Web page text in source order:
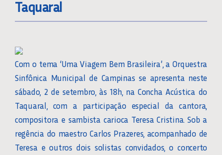
Taquaral
Com o tema ‘Uma Viagem Bem Brasileira’, a Orquestra
Sinfônica Municipal de Campinas se apresenta neste
sábado, 2 de setembro, às 18h, na Concha Acústica do
Taquaral, com a participação especial da cantora,
compositora e sambista carioca Teresa Cristina. Sob a
regência do maestro Carlos Prazeres, acompanhado de
Teresa e outros dois solistas convidados, o concerto